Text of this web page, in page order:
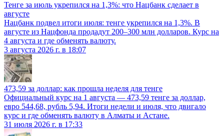
Тенге за июль укрепился на 1,3%: что Нацбанк сделает в
августе
Нацбанк подвел итоги июля: тенге укрепился на 1,3%. В
августе из Нацфонда продадут 200–300 млн долларов. Курс на
4 августа и где обменять валюту.
3 августа 2026 г. в 18:07
473,59 за доллар: как прошла неделя для тенге
Официальный курс на 1 августа — 473,59 тенге за доллар,
евро 544,68, рубль 5,94. Итоги недели и июля, что двигало
курс и где обменять валюту в Алматы и Астане.
31 июля 2026 г. в 17:33